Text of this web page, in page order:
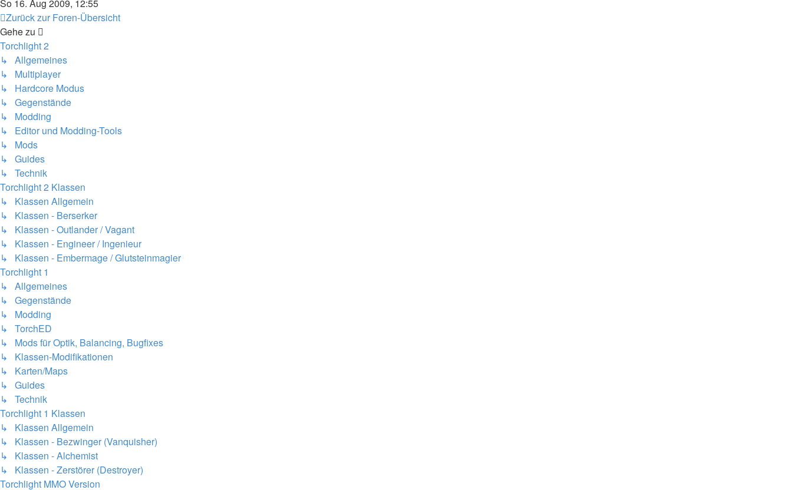
So 16. Aug 2009, 12:55
Zurück zur Foren-Übersicht
Gehe zu
Torchlight 2
↳ Allgemeines
↳ Multiplayer
↳ Hardcore Modus
↳ Gegenstände
↳ Modding
↳ Editor und Modding-Tools
↳ Mods
↳ Guides
↳ Technik
Torchlight 2 Klassen
↳ Klassen Allgemein
↳ Klassen - Berserker
↳ Klassen - Outlander / Vagant
↳ Klassen - Engineer / Ingenieur
↳ Klassen - Embermage / Glutsteinmagier
Torchlight 1
↳ Allgemeines
↳ Gegenstände
↳ Modding
↳ TorchED
↳ Mods für Optik, Balancing, Bugfixes
↳ Klassen-Modifikationen
↳ Karten/Maps
↳ Guides
↳ Technik
Torchlight 1 Klassen
↳ Klassen Allgemein
↳ Klassen - Bezwinger (Vanquisher)
↳ Klassen - Alchemist
↳ Klassen - Zerstörer (Destroyer)
Torchlight MMO Version